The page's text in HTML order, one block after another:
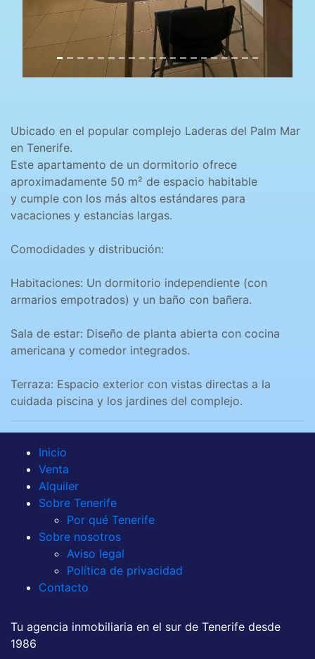
Ubicado en el popular complejo Laderas del Palm Mar
en Tenerife.
Este apartamento de un dormitorio ofrece
aproximadamente 50 m² de espacio habitable
y cumple con los más altos estándares para
vacaciones y estancias largas.
Comodidades y distribución:
Habitaciones: Un dormitorio independiente (con
armarios empotrados) y un baño con bañera.
Sala de estar: Diseño de planta abierta con cocina
americana y comedor integrados.
Terraza: Espacio exterior con vistas directas a la
cuidada piscina y los jardines del complejo.
Inicio
Venta
Alquiler
Sobre Tenerife
Por qué Tenerife
Sobre nosotros
Aviso legal
Política de privacidad
Contacto
Tu agencia inmobiliaria en el sur de Tenerife desde
1986